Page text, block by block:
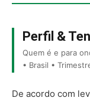
Perfil &
Quem é e para
• Brasil •
De acordo com